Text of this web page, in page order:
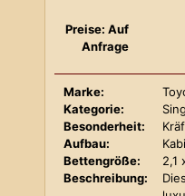
Preise: Auf
Anfrage
Marke:
Kategorie:
Besonderheit:
Aufbau:
Bettengröße:
2,1
Beschreibung: